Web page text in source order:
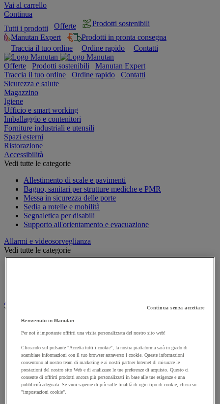
Vai al carrello
Continua
Tutti i prodotti
Offerte
Prodotti sostenibili
Manutan Expert
Prodotti in pronta consegna
Traccia il tuo ordine
Ordine rapido Contatti
Offerte Prodotti sostenibili
Manutan Expert
Traccia il tuo ordine
Ordine rapido
Contatti
Sicurezza e salute
Magazzino
Igiene
Ufficio e smart working
Imballaggio e contenitori
Forniture industriali e utensili
Spazi esterni
Ristorazione
Accessibilità
Vedi tutte le categorie
Allestimento di scale e pavimenti
Bagno, sanitari per strutture mediche e PMR
Messa in sicurezza delle porte
Sedia a rotelle e mobilità
Segnaletica per disabili
Supporto all'orientamento e evacuazione
Allarmi e videosorveglianza
Vedi tutte le categorie
Armadio di sicurezza e stoccaggio per materiali pericolosi
Vedi tutte le categorie
Armadio di sicurezza
Armadio multirischio
Armadio per batterie a ioni di litio
Armadio per prodotti corrosivi
Armadio per prodotti fitosanitari
Armadio per prodotti infiammabili
Armadio per prodotti tossici
Continua senza accettare
Benvenuto in Manutan
Per noi è importante offrirti una visita personalizzata del nostro sito web!
Cliccando sul pulsante "Accetta tutti i cookie", la nostra piattaforma sarà in grado di
scambiare informazioni con il tuo browser attraverso i cookie. Queste informazioni
consentono al nostro team di marketing e ai nostri partner Internet di misurare le
prestazioni del nostro sito Web e di analizzare le tue preferenze di acquisto. Questo ci
consente di offrirti prodotti ancora più personalizzati in base alle tue esigenze e una
pubblicità adeguata. Se vuoi saperne di più sulle finalità di ogni tipo di cookie, clicca su
"impostazioni cookie".